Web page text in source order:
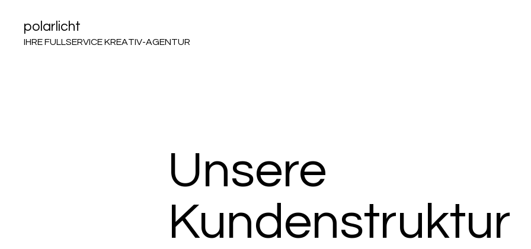
IHRE FULLSERVICE KREATIV-AGENTUR
polarlicht
Unsere
Kundenstruktur